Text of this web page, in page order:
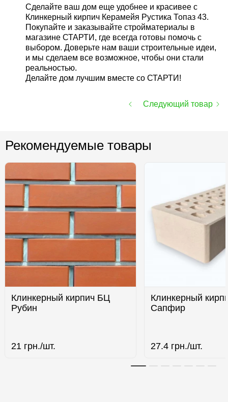
Сделайте ваш дом еще удобнее и красивее с
Клинкерный кирпич Керамейя Рустика Топаз 43.
Покупайте и заказывайте стройматериалы в
магазине СТАРТИ, где всегда готовы помочь с
выбором. Доверьте нам ваши строительные идеи,
и мы сделаем все возможное, чтобы они стали
реальностью.
Делайте дом лучшим вместе со СТАРТИ!
Следующий товар
Рекомендуемые товары
Клинкерный кирпич БЦ
Рубин
21 грн./шт.
Клинкерный
Сапфир
27.4 грн./шт.